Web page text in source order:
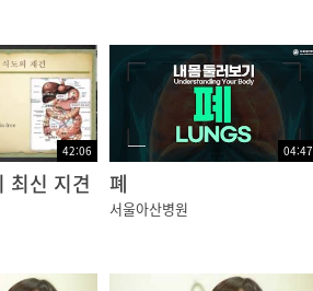
42:06
최신 지견
04:47
폐
서울아산병원